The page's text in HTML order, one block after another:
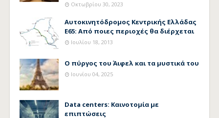
Οκτωβρίου 30, 2023
Αυτοκινητόδρομος Κεντρικής Ελλάδας
Ε65: Από ποιες περιοχές θα διέρχεται
Ιουλίου 18, 2013
Ο πύργος του Άιφελ και τα μυστικά του
Ιουνίου 04, 2025
Data centers: Καινοτομία με
επιπτώσεις